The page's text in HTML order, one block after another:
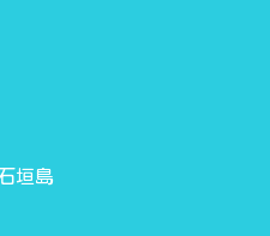
垣島